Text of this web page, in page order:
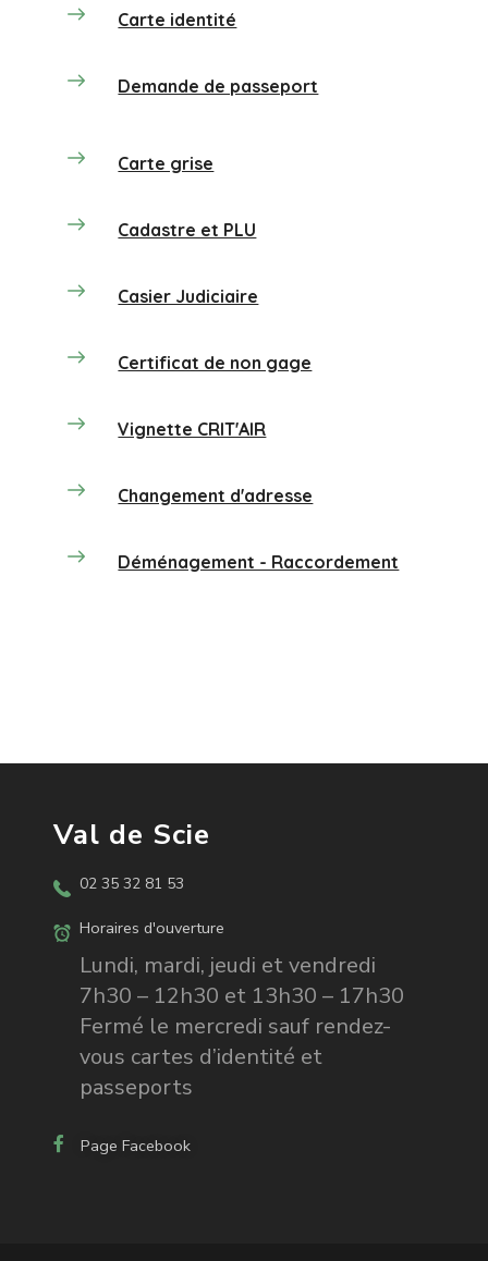
Carte identité
Demande de passeport
Carte grise
Cadastre et PLU
Casier Judiciaire
Certificat de non gage
Vignette CRIT'AIR
Changement d'adresse
Déménagement - Raccordement
Val de Scie
02 35 32 81 53
Horaires d'ouverture
Lundi, mardi, jeudi et vendredi
7h30 – 12h30 et 13h30 – 17h30
Fermé le mercredi sauf rendez-
vous cartes d’identité et
passeports
Page Facebook